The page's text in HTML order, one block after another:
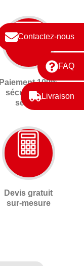
Contactez-nous
FAQ
Livraison
Paiement 100%
sécurisé 3D
secure
Devis gratuit
sur-mesure